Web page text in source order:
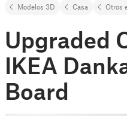
Modelos 3D Casa Otros
Upgraded
IKEA
Board